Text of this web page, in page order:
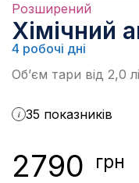
Розширений
Хімічний
4 робочі дні
Об’єм тари від 2,0
35 показників
i
2790 грн